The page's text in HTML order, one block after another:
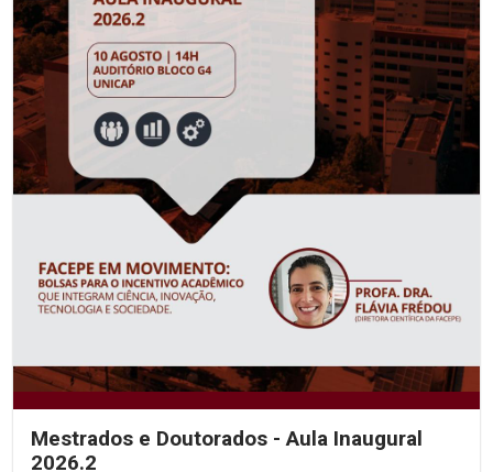
Mestrados e Doutorados - Aula Inaugural
2026.2